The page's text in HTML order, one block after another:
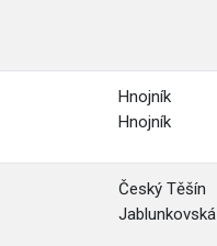
Hnojník
Hnojník
Český Těšín
Jablunkovská